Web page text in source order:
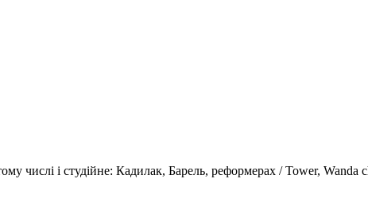
числі і студійне: Кадилак, Барель, реформерах / Tower, Wanda